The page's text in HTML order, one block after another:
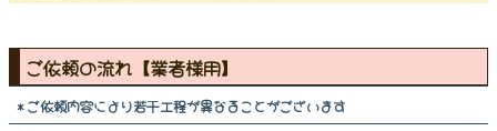
ご依頼の流れ【業者様用】
＊ご依頼内容により若干工程が異なることがございます